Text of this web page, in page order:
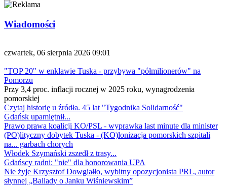
Wiadomości
czwartek, 06 sierpnia 2026 09:01
"TOP 20" w enklawie Tuska - przybywa "półmilionerów" na
Pomorzu
Przy 3,4 proc. inflacji rocznej w 2025 roku, wynagrodzenia
pomorskiej
Czytaj historię u źródła. 45 lat "Tygodnika Solidarność"
Gdańsk upamiętnił...
Prawo prawa koalicji KO/PSL - wyprawka last minute dla minister
(PO)lityczny dobytek Tuska - (KO)lonizacja pomorskich szpitali
na... garbach chorych
Włodek Szymański zszedł z trasy...
Gdańscy radni: "nie" dla honorowania UPA
Nie żyje Krzysztof Dowgiałło, wybitny opozycjonista PRL, autor
słynnej „Ballady o Janku Wiśniewskim”